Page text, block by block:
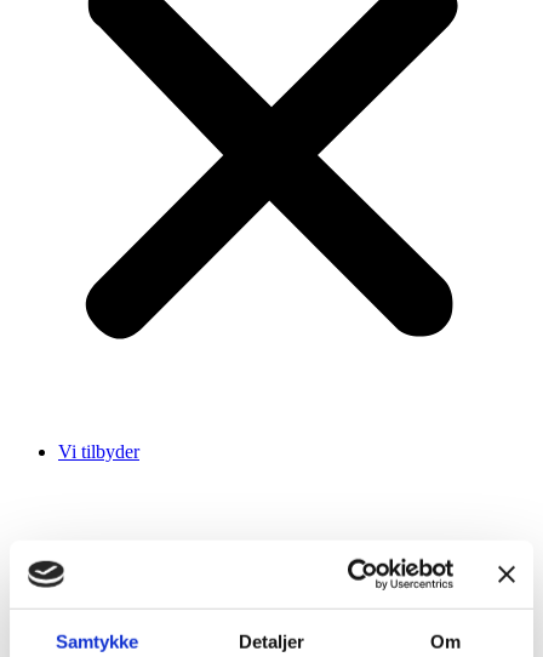
Samtykke Detaljer Om
Vi tilbyder